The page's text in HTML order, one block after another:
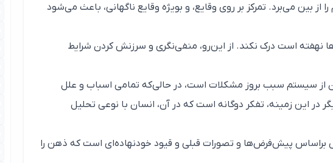
از بین می‌برد. تمرکز بر روی وقایع، و بویژه وقایع ناگهانی، باعث می‌شود
نهفته است درک نکند. از این‌رو، منفی‌نگری و سرزنش کردن شرایط
از سیستم سبب بروز مشکلات است، در حالی‌که تمامی اسباب و علل
این زمینه، تفکر دوگانه است که در آن، انسان با نوعی تحلیل
براساس پیش‌فرض‌ها و تصورات قبلی و قیود خودنهاده‌ای است که ذهن را